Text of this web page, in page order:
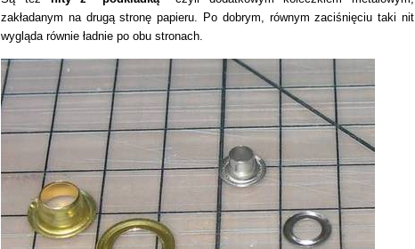
zakładanym na drugą stronę papieru. Po dobrym, równym zaciśnięciu taki nit
wygląda równie ładnie po obu stronach.